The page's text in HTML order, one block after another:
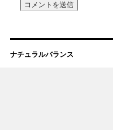
ナチュラルバランス